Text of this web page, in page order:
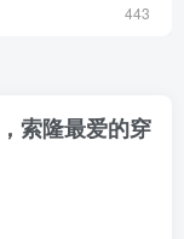
443
索隆最爱的穿